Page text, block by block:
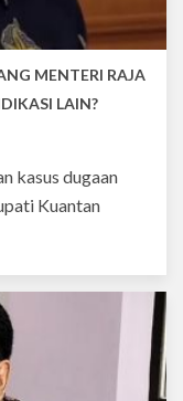
MENTERI RAJA
LAIN?
kasus dugaan
Kuantan